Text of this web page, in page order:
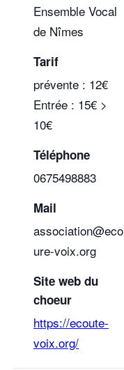
Ensemble Vocal
de Nîmes
Tarif
prévente : 12€
Entrée : 15€ >
10€
Téléphone
0675498883
Mail
association@eco
ure-voix.org
Site web du
choeur
https://ecoute-
voix.org/